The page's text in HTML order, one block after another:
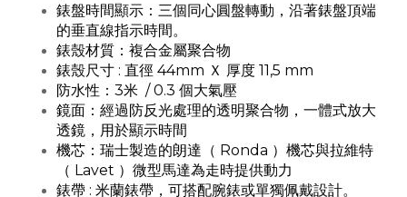
錶盤時間顯示：三個同心圓盤轉動，沿著錶盤頂端
的垂直線指示時間。
錶殼材質：複合金屬聚合物
錶殼尺寸 : 直徑 44mm Ｘ 厚度 11,5 mm
防水性：3米 / 0.3 個大氣壓
鏡面：經過防反光處理的透明聚合物，一體式放大
透鏡，用於顯示時間
機芯：瑞士製造的朗達（ Ronda ）機芯與拉維特
（ Lavet ）微型馬達為走時提供動力
錶帶 : 米蘭錶帶，可搭配腕錶或單獨佩戴設計。